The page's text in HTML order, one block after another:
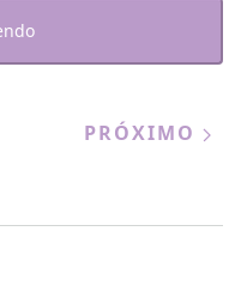
PRÓXIMO